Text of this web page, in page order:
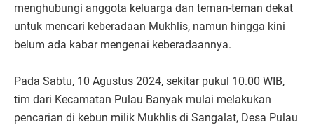
menghubungi anggota keluarga dan teman-teman dekat
untuk mencari keberadaan Mukhlis, namun hingga kini
belum ada kabar mengenai keberadaannya.
Pada Sabtu, 10 Agustus 2024, sekitar pukul 10.00 WIB,
tim dari Kecamatan Pulau Banyak mulai melakukan
pencarian di kebun milik Mukhlis di Sangalat, Desa Pulau